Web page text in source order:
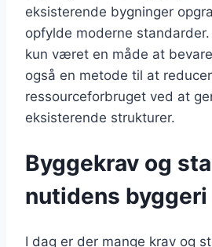
eksisterende bygninger
opfylde moderne
kun været en måde at
også en metode til at
ressourceforbruget ved at
eksisterende strukturer.
Byggekrav og
nutidens byggeri
I dag er der mange krav og